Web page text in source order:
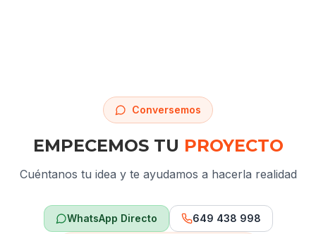
Conversemos
EMPECEMOS TU PROYECTO
Cuéntanos tu idea y te ayudamos a hacerla realidad
WhatsApp Directo 649 438 998